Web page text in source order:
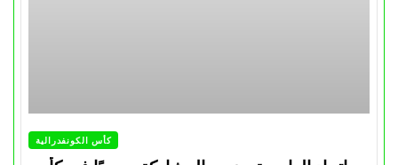
كأس الكونفدرالية